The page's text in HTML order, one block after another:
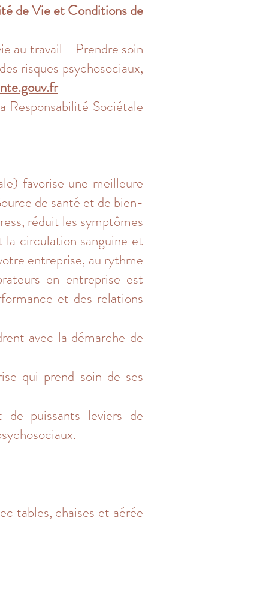
de Vie et Conditions de
au travail - Prendre soin
risques psychosociaux,
Responsabilité Sociétale
favorise une meilleure
de santé et de bien-
réduit les symptômes
la circulation sanguine et
entreprise, au rythme
en entreprise est
et des relations
avec la démarche de
qui prend soin de ses
puissants leviers de
tables, chaises et aérée